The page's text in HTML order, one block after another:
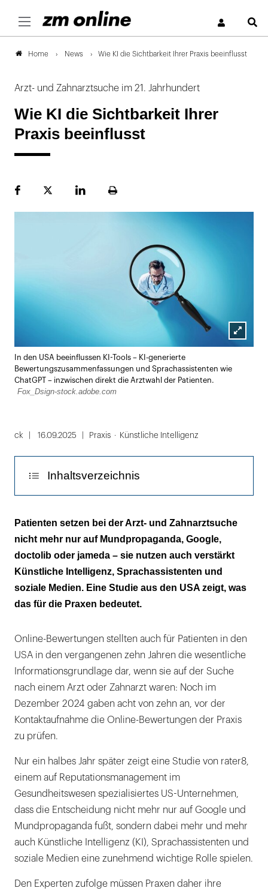
Home News Wie KI die Sichtbarkeit Ihrer Praxis beeinflusst
Arzt- und Zahnarztsuche im 21. Jahrhundert
Wie KI die Sichtbarkeit Ihrer
Praxis beeinflusst
FacebookPlattformLinekdInSeite
Lightbox
In den USA beeinflussen KI-Tools – KI-generierte
Bewertungszusammenfassungen und Sprachassistenten wie
ChatGPT – inzwischen direkt die Arztwahl der Patienten.
Fox_Dsign-stock.adobe.com
ck 16.09.2025 Praxis Künstliche Intelligenz
Inhaltsverzeichnis
Die Abkehr von traditionellen Empfehlungen
Die Rolle von sozialen Medien und
Sprachassistenten
Bewertungen werden gelesen, aber selten
geschrieben
Patienten setzen bei der Arzt- und Zahnarztsuche
nicht mehr nur auf Mundpropaganda, Google,
doctolib oder jameda – sie nutzen auch verstärkt
Künstliche Intelligenz, Sprachassistenten und
soziale Medien. Eine Studie aus den USA zeigt, was
das für die Praxen bedeutet.
Online-Bewertungen stellten auch für Patienten in den
USA in den vergangenen zehn Jahren die wesentliche
Informationsgrundlage dar, wenn sie auf der Suche
nach einem Arzt oder Zahnarzt waren: Noch im
Dezember 2024 gaben acht von zehn an, vor der
Kontaktaufnahme­ die Online-Bewertungen der Praxis
zu prüfen.
Nur ein halbes Jahr später zeigt eine ­Studie von rater8,
einem auf Reputationsmanagement im
Gesundheitswesen­­ spezialisiertes US-Unternehmen,
dass die Entscheidung nicht mehr nur auf Google und
Mundpropaganda fußt, sondern dabei mehr und mehr
auch Künstliche Intelligenz (KI), Sprachassistenten und
soziale ­Medien eine zunehmend wichtige Rolle­ spielen.
Den Experten zufolge müssen Praxen daher ihre